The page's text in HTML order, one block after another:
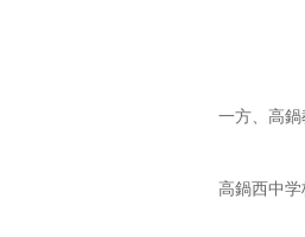
一方、高鍋
高鍋西中学